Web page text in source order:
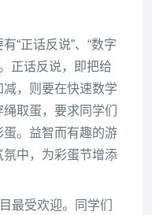
“正话反说”、“数字
正话反说，即把给
，则要在快速数学
取蛋，要求同学们
。益智而有趣的游
中，为彩蛋节增添
最受欢迎。同学们